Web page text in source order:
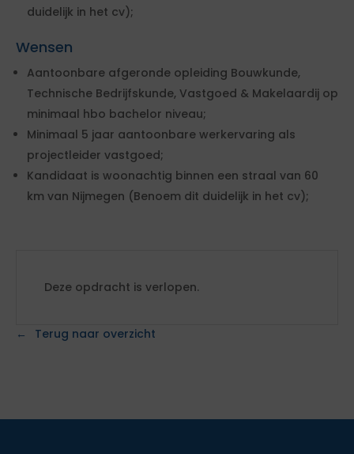
duidelijk in het cv);
Wensen
Aantoonbare afgeronde opleiding Bouwkunde,
Technische Bedrijfskunde, Vastgoed & Makelaardij op
minimaal hbo bachelor niveau;
Minimaal 5 jaar aantoonbare werkervaring als
projectleider vastgoed;
Kandidaat is woonachtig binnen een straal van 60
km van Nijmegen (Benoem dit duidelijk in het cv);
Deze opdracht is verlopen.
Terug naar overzicht